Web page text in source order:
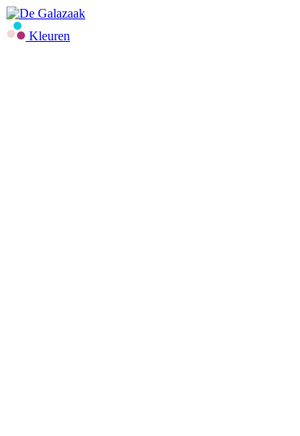
Kleuren